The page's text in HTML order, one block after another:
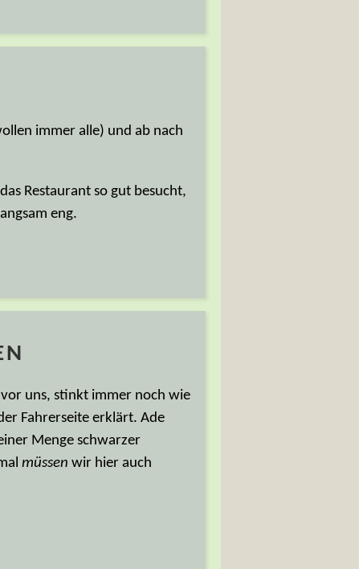
immer alle) und ab nach
Restaurant so gut besucht,
eng.
uns, stinkt immer noch wie
Fahrerseite erklärt. Ade
Menge schwarzer
müssen wir hier auch